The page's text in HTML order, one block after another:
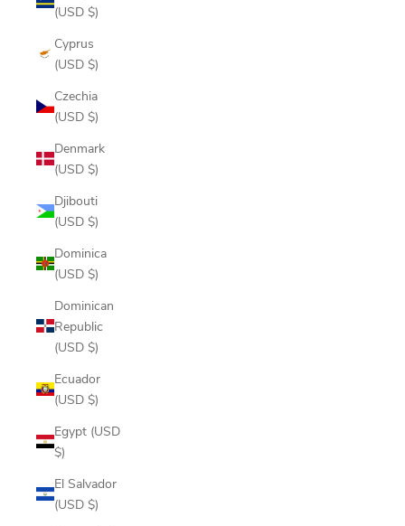
(USD $)
Cyprus
(USD $)
Czechia
(USD $)
Denmark
(USD $)
Djibouti
(USD $)
Dominica
(USD $)
Dominican
Republic
(USD $)
Ecuador
(USD $)
Egypt (USD
$)
El Salvador
(USD $)